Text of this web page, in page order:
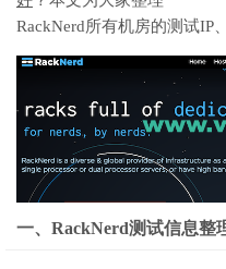
RackNerd所有机房的测试IP
一、RackNerd测试信息整